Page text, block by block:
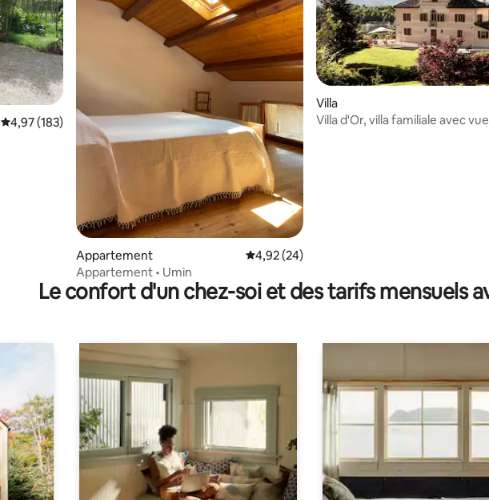
Évaluation moyenne sur la base de 183 commentaires : 4,97 sur 5
4,97 (183)
Appartement Évaluation moyenne sur la base de 24
4,92 (24)
Appartement • Umin
Villa
Villa d'Or, villa familiale avec
Le confort d'un chez-soi et des tarifs mensuels